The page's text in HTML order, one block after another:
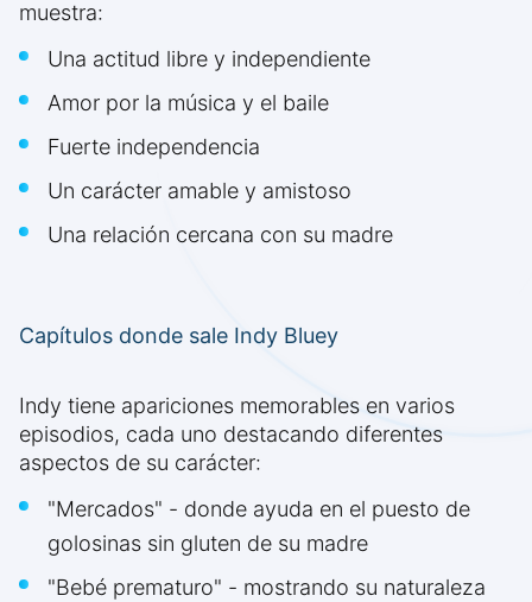
muestra:
Una actitud libre y independiente
Amor por la música y el baile
Fuerte independencia
Un carácter amable y amistoso
Una relación cercana con su madre
Capítulos donde sale Indy Bluey
Indy tiene apariciones memorables en varios
episodios, cada uno destacando diferentes
aspectos de su carácter:
"Mercados" - donde ayuda en el puesto de
golosinas sin gluten de su madre
"Bebé prematuro" - mostrando su naturaleza